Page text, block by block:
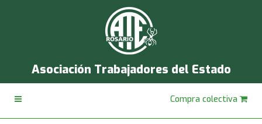
Asociación Trabajadores del Estado
Compra colectiva